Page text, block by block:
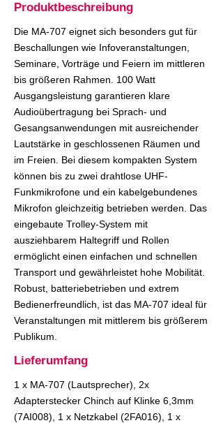
Produktbeschreibung
Die MA-707 eignet sich besonders gut für
Beschallungen wie Infoveranstaltungen,
Seminare, Vorträge und Feiern im mittleren
bis größeren Rahmen. 100 Watt
Ausgangsleistung garantieren klare
Audioübertragung bei Sprach- und
Gesangsanwendungen mit ausreichender
Lautstärke in geschlossenen Räumen und
im Freien. Bei diesem kompakten System
können bis zu zwei drahtlose UHF-
Funkmikrofone und ein kabelgebundenes
Mikrofon gleichzeitig betrieben werden. Das
eingebaute Trolley-System mit
ausziehbarem Haltegriff und Rollen
ermöglicht einen einfachen und schnellen
Transport und gewährleistet hohe Mobilität.
Robust, batteriebetrieben und extrem
Bedienerfreundlich, ist das MA-707 ideal für
Veranstaltungen mit mittlerem bis größerem
Publikum.
Lieferumfang
1 x MA-707 (Lautsprecher), 2x
Adapterstecker Chinch auf Klinke 6,3mm
(7AI008), 1 x Netzkabel (2FA016), 1 x